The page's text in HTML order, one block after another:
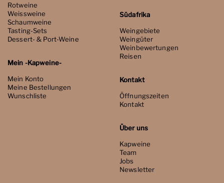
Rotweine
Weissweine
Schaumweine
Tasting-Sets
Dessert- & Port-Weine
Mein -Kapweine-
Mein Konto
Meine Bestellungen
Wunschliste
Südafrika
Weingebiete
Weingüter
Weinbewertungen
Reisen
Kontakt
Öffnungszeiten
Kontakt
Über uns
Kapweine
Team
Jobs
Newsletter